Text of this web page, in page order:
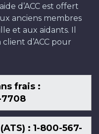
d’ACC est offert
anciens membres
et aux aidants. Il
client d’ACC pour
frais :
: 1-800-567-